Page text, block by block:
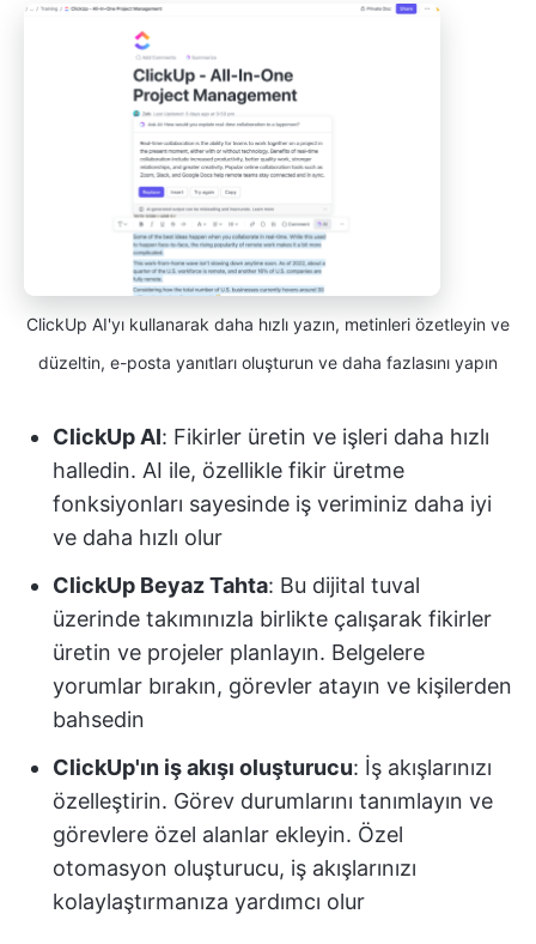
ClickUp AI'yı kullanarak daha hızlı yazın, metinleri özetleyin ve
düzeltin, e-posta yanıtları oluşturun ve daha fazlasını yapın
ClickUp AI: Fikirler üretin ve işleri daha hızlı
halledin. AI ile, özellikle fikir üretme
fonksiyonları sayesinde iş veriminiz daha iyi
ve daha hızlı olur
ClickUp Beyaz Tahta: Bu dijital tuval
üzerinde takımınızla birlikte çalışarak fikirler
üretin ve projeler planlayın. Belgelere
yorumlar bırakın, görevler atayın ve kişilerden
bahsedin
ClickUp'ın iş akışı oluşturucu: İş akışlarınızı
özelleştirin. Görev durumlarını tanımlayın ve
görevlere özel alanlar ekleyin. Özel
otomasyon oluşturucu, iş akışlarınızı
kolaylaştırmanıza yardımcı olur